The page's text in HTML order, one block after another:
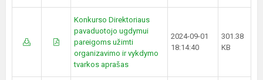
Konkurso Direktoriaus
pavaduotojo ugdymui
pareigoms užimti
organizavimo ir vykdymo
tvarkos aprašas
2024-09-01
18:14:40
301.38
KB